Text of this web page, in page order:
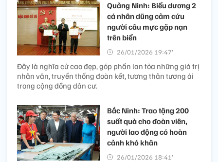
Quảng Ninh: Biểu dương 2
cá nhân dũng cảm cứu
người câu mực gặp nạn
trên biển
26/01/2026 19:47’
Đây là nghĩa cử cao đẹp, góp phần lan tỏa những giá trị
nhân văn, truyền thống đoàn kết, tương thân tương ái
trong cộng đồng dân cư.
Bắc Ninh: Trao tặng 200
suất quà cho đoàn viên,
người lao động có hoàn
cảnh khó khăn
26/01/2026 18:41’